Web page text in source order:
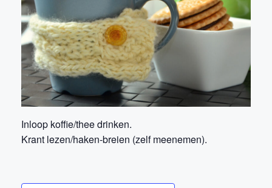
Inloop koffie/thee drinken.
Krant lezen/haken-breien (zelf meenemen).